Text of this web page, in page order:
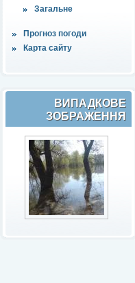
Загальне
Прогноз погоди
Карта сайту
ВИПАДКОВЕ
ЗОБРАЖЕННЯ